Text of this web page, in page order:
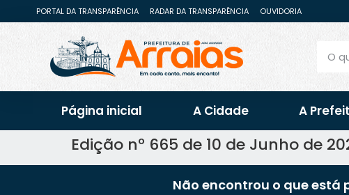
PORTAL DA TRANSPARÊNCIA RADAR DA TRANSPARÊNCIA OUVIDORIA
Página inicial A Cidade A
Edição nº 665 de 10 de Junho de
Não encontrou o que está